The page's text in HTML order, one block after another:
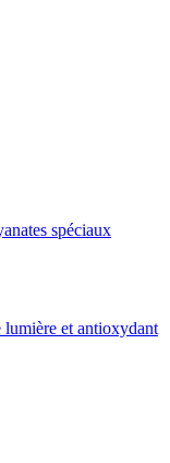
spéciaux
et antioxydant